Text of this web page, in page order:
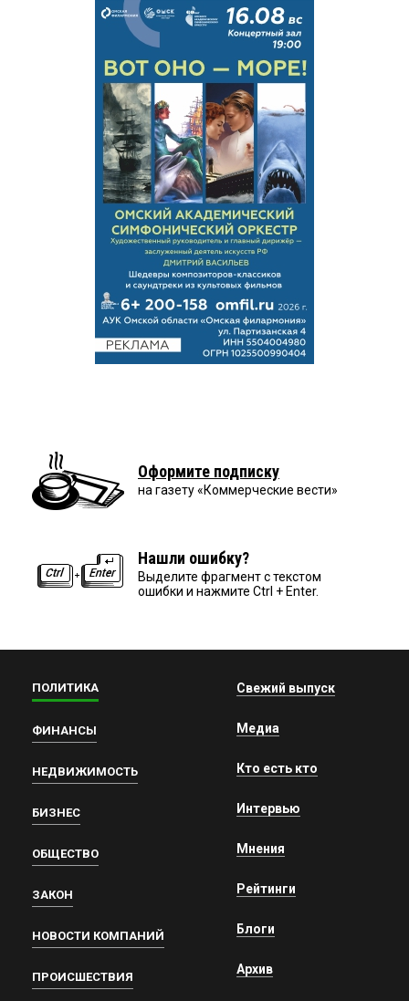
Оформите подписку
на газету «Коммерческие вести»
Нашли ошибку?
Выделите фрагмент с текстом
ошибки и нажмите Ctrl + Enter.
ПОЛИТИКА
ФИНАНСЫ
НЕДВИЖИМОСТЬ
БИЗНЕС
ОБЩЕСТВО
ЗАКОН
НОВОСТИ КОМПАНИЙ
ПРОИСШЕСТВИЯ
Свежий выпуск
Медиа
Кто есть кто
Интервью
Мнения
Рейтинги
Блоги
Архив